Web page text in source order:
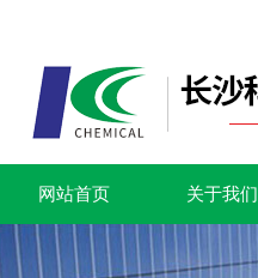
网站首页 关于我们